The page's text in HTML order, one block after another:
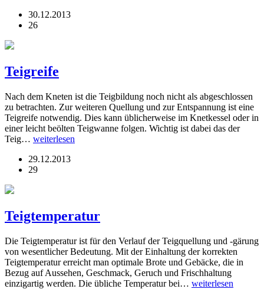
30.12.2013
26
Teigreife
Nach dem Kneten ist die Teigbildung noch nicht als abgeschlossen
zu betrachten. Zur weiteren Quellung und zur Entspannung ist eine
Teigreife notwendig. Dies kann üblicherweise im Knetkessel oder in
einer leicht beölten Teigwanne folgen. Wichtig ist dabei das der
Teig… weiterlesen
29.12.2013
29
Teigtemperatur
Die Teigtemperatur ist für den Verlauf der Teigquellung und -gärung
von wesentlicher Bedeutung. Mit der Einhaltung der korrekten
Teigtemperatur erreicht man optimale Brote und Gebäcke, die in
Bezug auf Aussehen, Geschmack, Geruch und Frischhaltung
einzigartig werden. Die übliche Temperatur bei… weiterlesen